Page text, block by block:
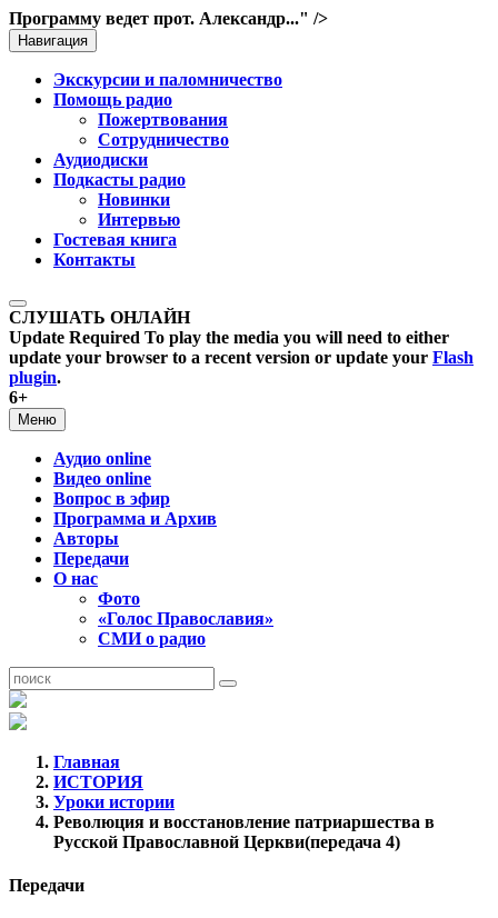
Программу ведет прот. Александр..." />
Навигация
Экскурсии и паломничество
Помощь радио
Пожертвования
Сотрудничество
Аудиодиски
Подкасты радио
Новинки
Интервью
Гостевая книга
Контакты
СЛУШАТЬ ОНЛАЙН
Update Required To play the media you will need to either
update your browser to a recent version or update your Flash
plugin.
6+
Меню
Аудио online
Видео online
Вопрос в эфир
Программа и Архив
Авторы
Передачи
О нас
Фото
«Голос Православия»
СМИ о радио
Главная
ИСТОРИЯ
Уроки истории
Революция и восстановление патриаршества в
Русской Православной Церкви(передача 4)
Передачи